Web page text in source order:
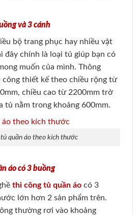
và 3 cánh
bộ trang phục hay nhiều vật
đây chính là loại tủ giúp bạn có
muốn của mình. Thông
thiết kế theo chiều rộng từ
chiều cao từ 2200mm trở
tủ nằm trong khoảng 600mm.
quần áo theo kích thước
áo có 3 buồng
thi công tủ quần áo có 3
lớn hơn 2 sản phẩm trên.
thường rơi vào khoảng